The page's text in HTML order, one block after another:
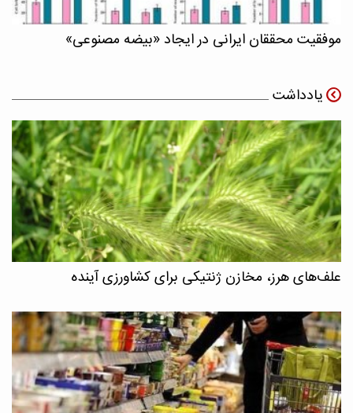
موفقیت محققان ایرانی در ایجاد «بیضه مصنوعی»
یادداشت
علف‌های هرز، مخازن ژنتیکی برای کشاورزی آینده